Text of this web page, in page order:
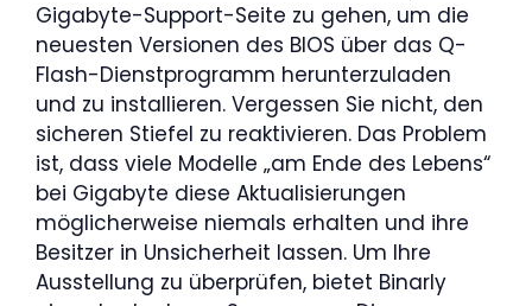
Gigabyte-Support-Seite zu gehen, um die
neuesten Versionen des BIOS über das Q-
Flash-Dienstprogramm herunterzuladen
und zu installieren. Vergessen Sie nicht, den
sicheren Stiefel zu reaktivieren. Das Problem
ist, dass viele Modelle „am Ende des Lebens“
bei Gigabyte diese Aktualisierungen
möglicherweise niemals erhalten und ihre
Besitzer in Unsicherheit lassen. Um Ihre
Ausstellung zu überprüfen, bietet Binarly